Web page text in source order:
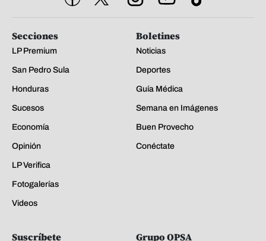
Secciones
LP Premium
San Pedro Sula
Honduras
Sucesos
Economía
Opinión
LP Verifica
Fotogalerías
Videos
Boletines
Noticias
Deportes
Guía Médica
Semana en Imágenes
Buen Provecho
Conéctate
Suscríbete Grupo OPSA